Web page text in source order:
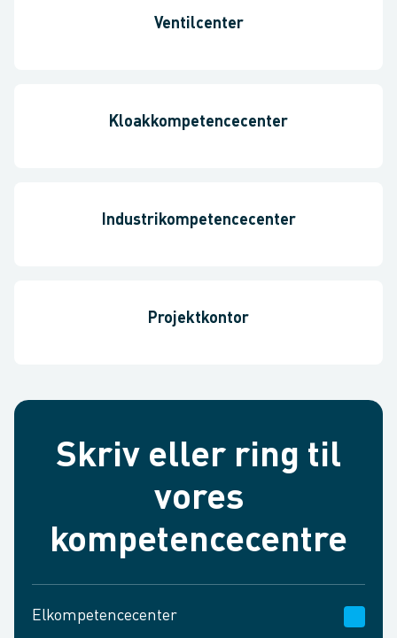
Ventilcenter
Kloakkompetencecenter
Industrikompetencecenter
Projektkontor
Skriv eller ring til
vores
kompetencecentre
Elkompetencecenter